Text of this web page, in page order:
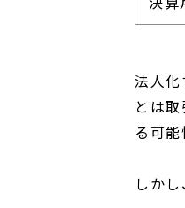
法人
とは
る可能
しか